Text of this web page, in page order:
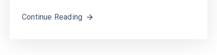
Continue Reading